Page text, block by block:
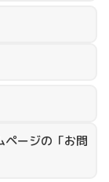
ページの「お問